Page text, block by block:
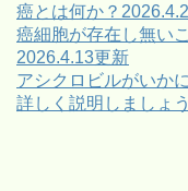
癌とは何か？
癌細胞が存在し無い
2026.4.13更新
アシクロビルがいか
詳しく説明しましょ